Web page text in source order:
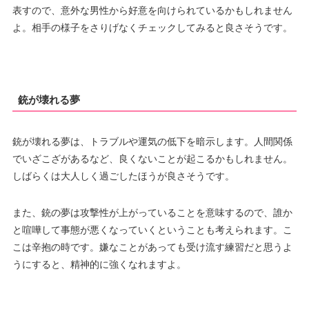
表すので、意外な男性から好意を向けられているかもしれません
よ。相手の様子をさりげなくチェックしてみると良さそうです。
銃が壊れる夢
銃が壊れる夢は、トラブルや運気の低下を暗示します。人間関係
でいざこざがあるなど、良くないことが起こるかもしれません。
しばらくは大人しく過ごしたほうが良さそうです。
また、銃の夢は攻撃性が上がっていることを意味するので、誰か
と喧嘩して事態が悪くなっていくということも考えられます。こ
こは辛抱の時です。嫌なことがあっても受け流す練習だと思うよ
うにすると、精神的に強くなれますよ。